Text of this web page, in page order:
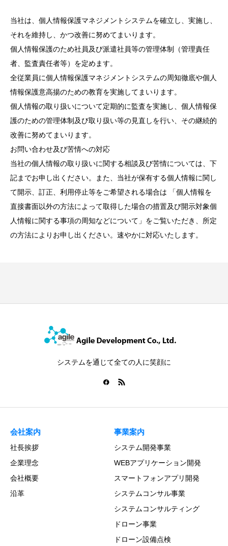
当社は、個人情報保護マネジメントシステムを確立し、実施し、
それを維持し、かつ改善に努めてまいります。
個人情報保護のため社員及び派遣社員等の管理体制（管理責任
者、監査責任者等）を定めます。
全従業員に個人情報保護マネジメントシステムの周知徹底や個人
情報保護意高揚のための教育を実施してまいります。
個人情報の取り扱いについて定期的に監査を実施し、個人情報保
護のための管理体制及び取り扱い等の見直しを行い、その継続的
改善に努めてまいります。
お問い合わせ及び苦情への対応
当社の個人情報の取り扱いに関する相談及び苦情については、下
記までお申し出ください。また、当社が保有する個人情報に関し
て開示、訂正、利用停止等をご希望される場合は 「個人情報を
直接書面以外の方法によって取得した場合の措置及び開示対象個
人情報に関する事項の周知などについて」をご覧いただき、所定
の方法によりお申し出ください。速やかに対応いたします。
システムを通じて全ての人に笑顔に
会社案内
社長挨拶
企業理念
会社概要
沿革
事業案内
システム開発事業
WEBアプリケーション開発
スマートフォンアプリ開発
システムコンサル事業
システムコンサルティング
ドローン事業
ドローン設備点検